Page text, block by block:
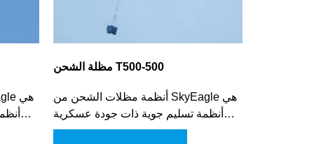
مظلة الشحن T500-500
أنظمة مظلات الشحن من SkyEagle هي
أنظمة تسليم جوية ذات جودة عسكرية
تُستخدم أساسًا في نقل الشحنات الضخمة.